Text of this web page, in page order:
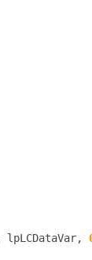
lpLCDataVar,